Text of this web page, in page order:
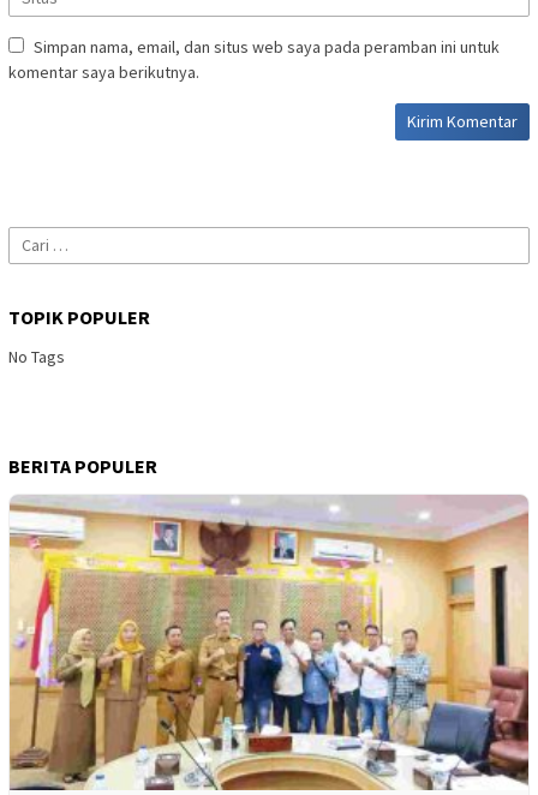
Simpan nama, email, dan situs web saya pada peramban ini untuk
komentar saya berikutnya.
Cari
untuk:
TOPIK POPULER
No Tags
BERITA POPULER